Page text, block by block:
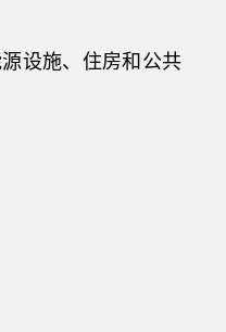
设施、住房和公共